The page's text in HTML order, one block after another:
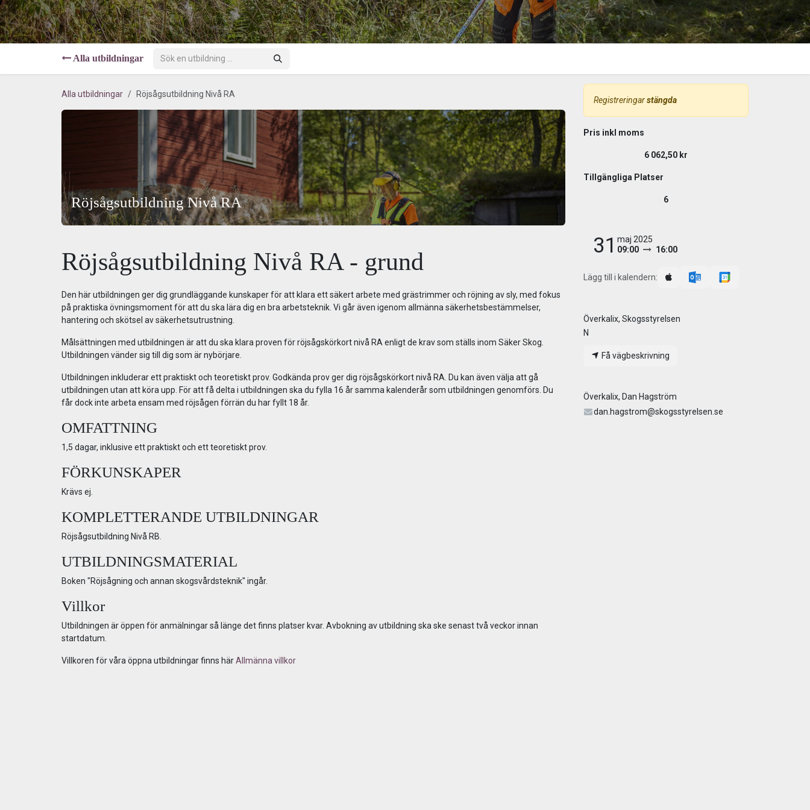
Alla utbildningar
Alla utbildningar Röjsågsutbildning Nivå RA
Röjsågsutbildning Nivå RA
Röjsågsutbildning Nivå RA - grund
Den här utbildningen ger dig grundläggande kunskaper för att klara ett säkert arbete med grästrimmer och röjning av sly, med fokus
på praktiska övningsmoment för att du ska lära dig en bra arbetsteknik. Vi går även igenom allmänna säkerhetsbestämmelser,
hantering och skötsel av säkerhetsutrustning.
Målsättningen med utbildningen är att du ska klara proven för röjsågskörkort nivå RA enligt de krav som ställs inom Säker Skog.
Utbildningen vänder sig till dig som är nybörjare.
Utbildningen inkluderar ett praktiskt och teoretiskt prov. Godkända prov ger dig röjsågskörkort nivå RA. Du kan även välja att gå
utbildningen utan att köra upp. För att få delta i utbildningen ska du fylla 16 år samma kalenderår som utbildningen genomförs. Du
får dock inte arbeta ensam med röjsågen förrän du har fyllt 18 år.
OMFATTNING
1,5 dagar, inklusive ett praktiskt och ett teoretiskt prov.
FÖRKUNSKAPER
Krävs ej.
KOMPLETTERANDE UTBILDNINGAR
Röjsågsutbildning Nivå RB.
UTBILDNINGSMATERIAL
Boken "Röjsågning och annan skogsvårdsteknik" ingår.
Villkor
Utbildningen är öppen för anmälningar så länge det finns platser kvar. Avbokning av utbildning ska ske senast två veckor innan
startdatum.
Villkoren för våra öppna utbildningar finns härAllmänna villkor
Registreringarstängda
Pris inkl moms
6 062,50 kr
Tillgängliga Platser
6
31 maj 2025
09:00
16:00
Lägg till i kalendern:
Överkalix, Skogsstyrelsen
N
Få vägbeskrivning
Överkalix, Dan Hagström
dan.hagstrom@skogsstyrelsen.se